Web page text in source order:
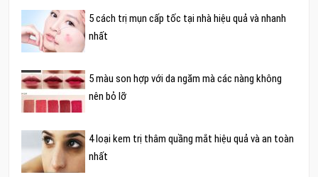
5 cách trị mụn cấp tốc tại nhà hiệu quả và nhanh
nhất
5 màu son hợp với da ngăm mà các nàng không
nên bỏ lỡ
4 loại kem trị thâm quầng mắt hiệu quả và an toàn
nhất